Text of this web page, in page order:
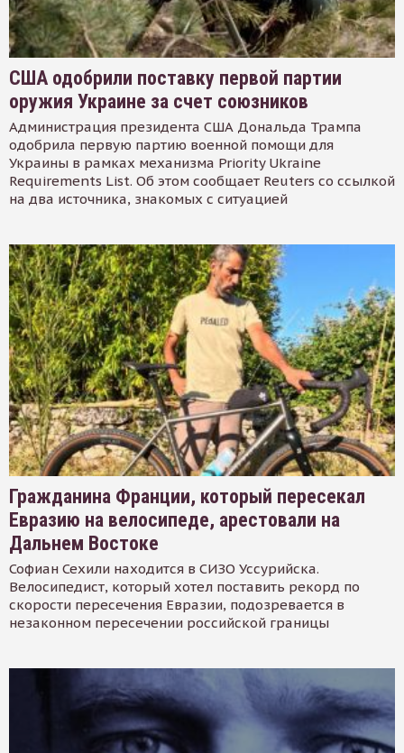
США одобрили поставку первой партии
оружия Украине за счет союзников
Администрация президента США Дональда Трампа
одобрила первую партию военной помощи для
Украины в рамках механизма Priority Ukraine
Requirements List. Об этом сообщает Reuters со ссылкой
на два источника, знакомых с ситуацией
Гражданина Франции, который пересекал
Евразию на велосипеде, арестовали на
Дальнем Востоке
Софиан Сехили находится в СИЗО Уссурийска.
Велосипедист, который хотел поставить рекорд по
скорости пересечения Евразии, подозревается в
незаконном пересечении российской границы